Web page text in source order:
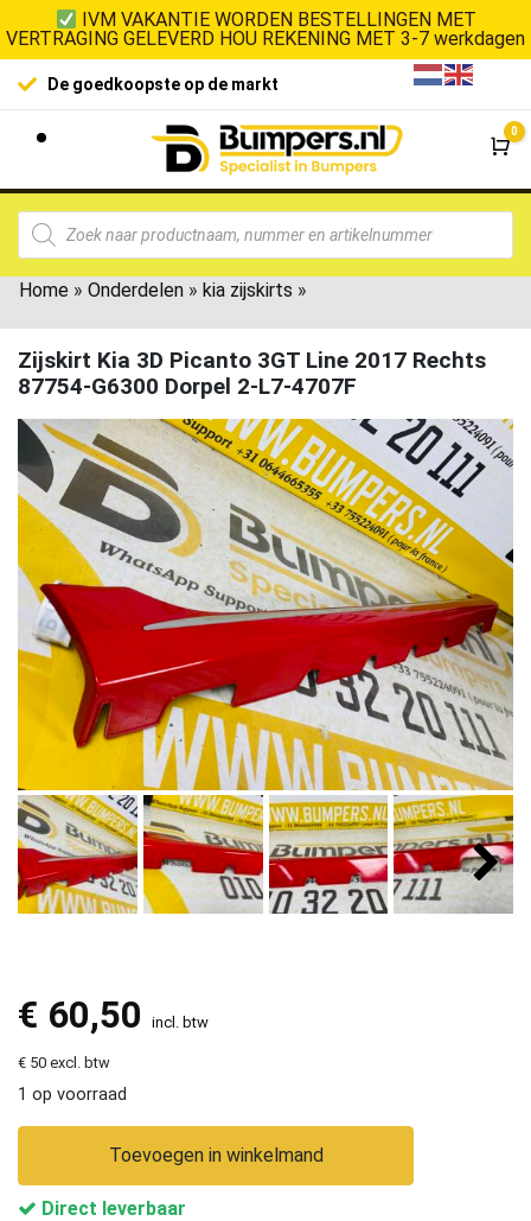
IVM VAKANTIE WORDEN BESTELLINGEN MET
VERTRAGING GELEVERD HOU REKENING MET 3-7 werkdagen
op de markt 100%
0
Home » Onderdelen » kia zijskirts »
Zijskirt Kia 3D Picanto 3GT Line 2017 Rechts
87754-G6300 Dorpel 2-L7-4707F
€ 60,50 incl. btw
€ 50 excl. btw
1 op voorraad
Toevoegen in winkelmand
Direct leverbaar